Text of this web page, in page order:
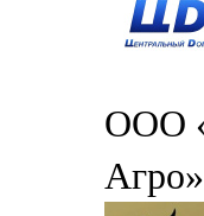
ООО
Агро»